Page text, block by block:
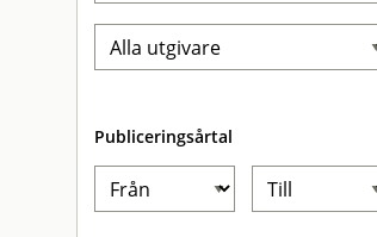
Publiceringsårtal